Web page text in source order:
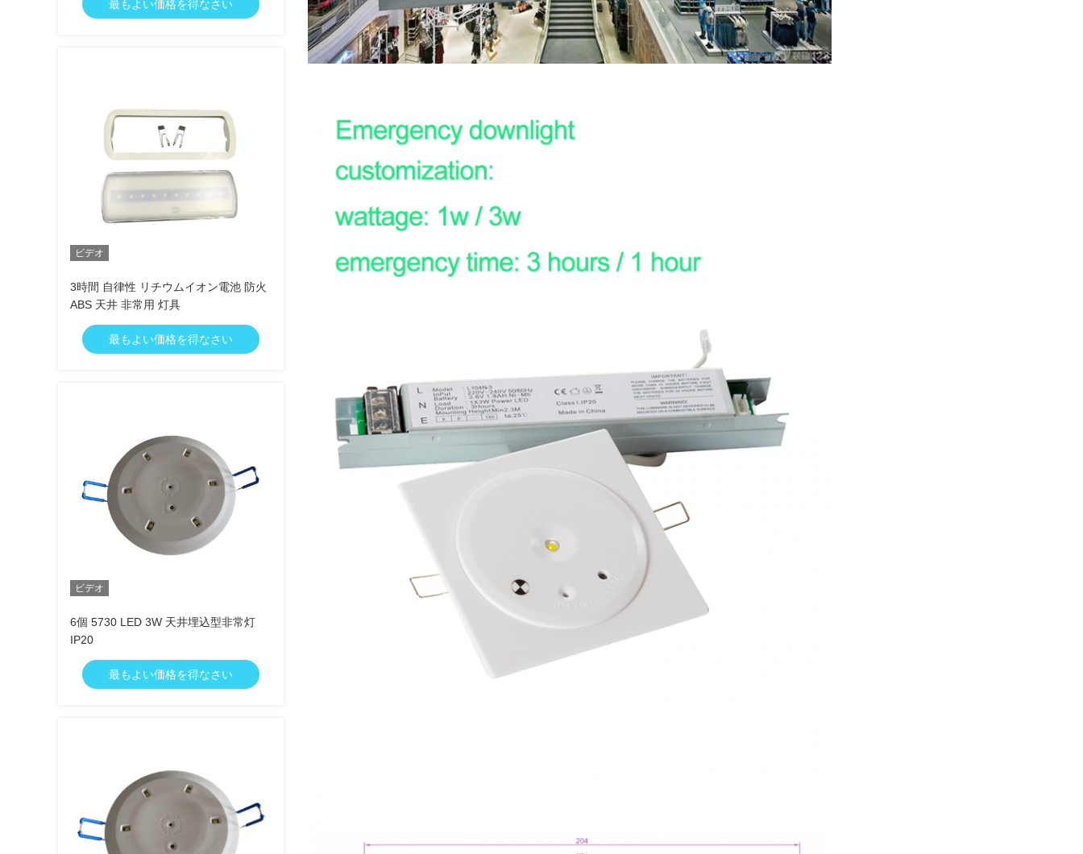
最もよい価格を得なさい
ビデオ
3時間 自律性 リチウムイオン電池 防火
ABS 天井 非常用 灯具
最もよい価格を得なさい
ビデオ
6個 5730 LED 3W 天井埋込型非常灯
IP20
最もよい価格を得なさい